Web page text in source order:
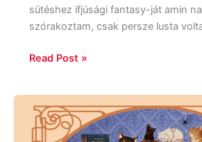
sütéshez ifjúsági fantasy-ját amin
szórakoztam, csak persze lusta
Read Post »
Heather
Fawcett: